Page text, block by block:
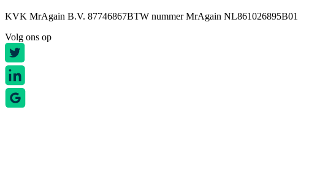
KVK MrAgain B.V. 87746867BTW nummer MrAgain NL861026895B01
Volg ons op